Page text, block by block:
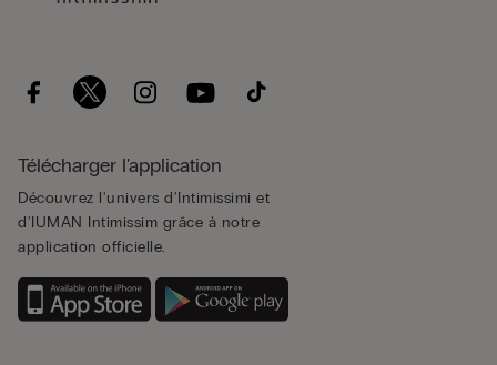
Télécharger l'application
Découvrez l'univers d'Intimissimi et
d'IUMAN Intimissim grâce à notre
application officielle.